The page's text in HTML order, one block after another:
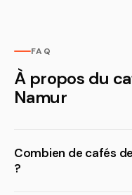
FAQ
À propos du
Namur
Combien de cafés
?